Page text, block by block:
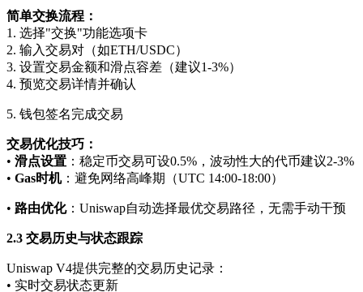
简单交换流程：
1. 选择"交换"功能选项卡
2. 输入交易对（如ETH/USDC）
3. 设置交易金额和滑点容差（建议1-3%）
4. 预览交易详情并确认
5. 钱包签名完成交易
交易优化技巧：
• 滑点设置 ：稳定币交易可设0.5%，波动性大的代币建议2-3%
• Gas时机：避免网络高峰期（UTC 14:00-18:00）
• 路由优化：Uniswap自动选择最优交易路径，无需手动干预
2.3 交易历史与状态跟踪
Uniswap V4提供完整的交易历史记录：
• 实时交易状态更新